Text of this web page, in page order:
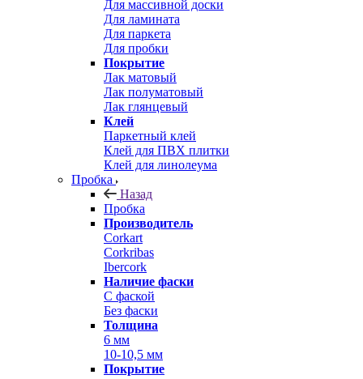
Для массивной доски
Для ламината
Для паркета
Для пробки
Покрытие
Лак матовый
Лак полуматовый
Лак глянцевый
Клей
Паркетный клей
Клей для ПВХ плитки
Клей для линолеума
Пробка
Назад
Пробка
Производитель
Corkart
Corkribas
Ibercork
Наличие фаски
С фаской
Без фаски
Толщина
6 мм
10-10,5 мм
Покрытие